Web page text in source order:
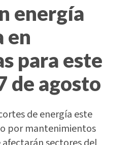
energía
en
para este
de agosto
de energía este
por mantenimientos